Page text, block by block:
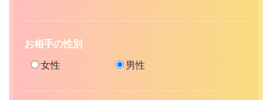
お相手の性別
女性 男性